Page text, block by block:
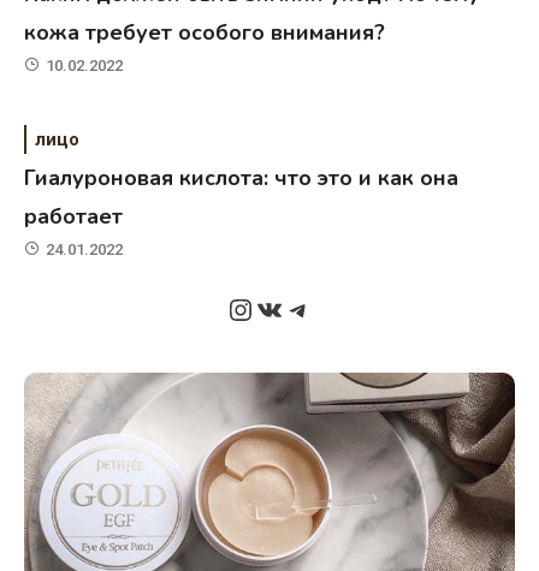
кожа требует особого внимания?
10.02.2022
лицо
Гиалуроновая кислота: что это и как она
работает
24.01.2022
Instagram
ВКонтакте
Telegram